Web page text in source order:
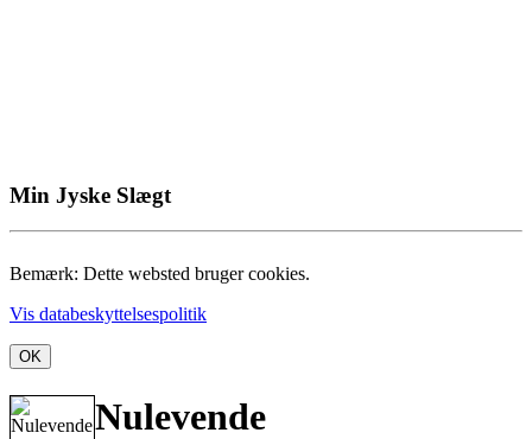
Min Jyske Slægt
Bemærk: Dette websted bruger cookies.
Vis databeskyttelsespolitik
OK
Nulevende